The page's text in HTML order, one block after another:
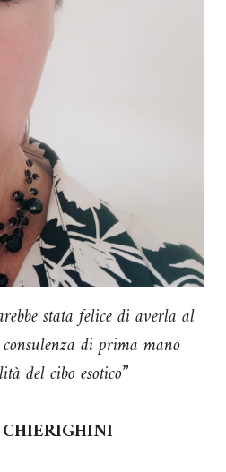
stata felice di averla al
di prima mano
del cibo esotico”